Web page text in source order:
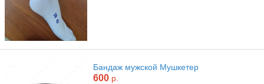
Бандаж мужской Мушкетер
600 р.